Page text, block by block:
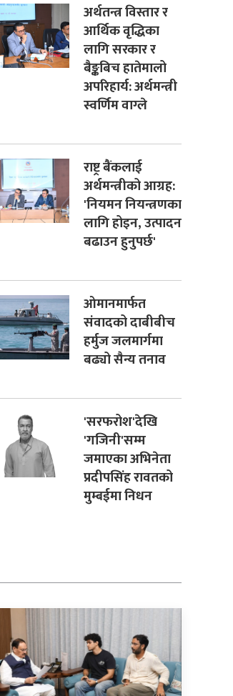
अर्थतन्त्र विस्तार र
आर्थिक वृद्धिका
लागि सरकार र
बैङ्कबिच हातेमालो
अपरिहार्य: अर्थमन्त्री
स्वर्णिम वाग्ले
राष्ट्र बैंकलाई
अर्थमन्त्रीको आग्रह:
'नियमन नियन्त्रणका
लागि होइन, उत्पादन
बढाउन हुनुपर्छ'
ओमानमार्फत
संवादको दाबीबीच
हर्मुज जलमार्गमा
बढ्यो सैन्य तनाव
'सरफरोश'देखि
'गजिनी'सम्म
जमाएका अभिनेता
प्रदीपसिंह रावतको
मुम्बईमा निधन